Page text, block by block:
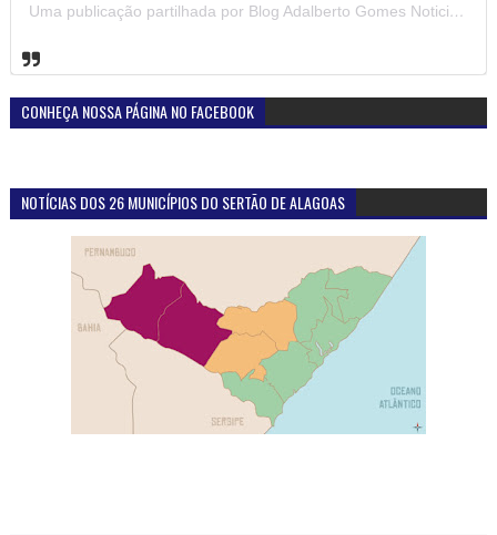
Uma publicação partilhada por Blog Adalberto Gomes Noticias (@blogadalbertogomesnoticiass)
CONHEÇA NOSSA PÁGINA NO FACEBOOK
NOTÍCIAS DOS 26 MUNICÍPIOS DO SERTÃO DE ALAGOAS